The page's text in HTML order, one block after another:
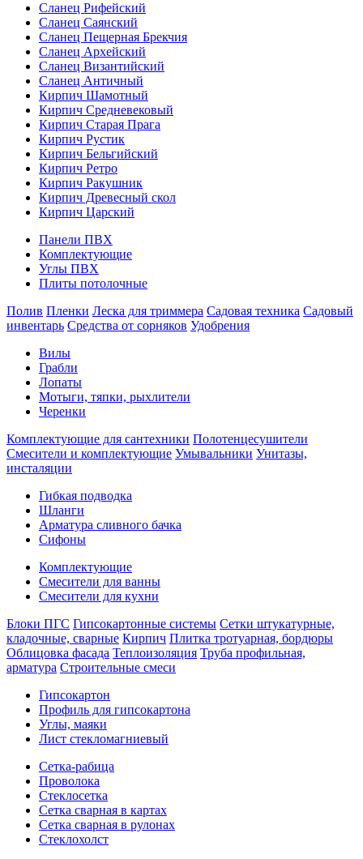
Сланец Рифейский
Сланец Саянский
Сланец Пещерная Брекчия
Сланец Архейский
Сланец Византийский
Сланец Античный
Кирпич Шамотный
Кирпич Средневековый
Кирпич Старая Прага
Кирпич Рустик
Кирпич Бельгийский
Кирпич Ретро
Кирпич Ракушник
Кирпич Древесный скол
Кирпич Царский
Панели ПВХ
Комплектующие
Углы ПВХ
Плиты потолочные
Полив Пленки Леска для триммера Садовая техника Садовый
инвентарь Средства от сорняков Удобрения
Вилы
Грабли
Лопаты
Мотыги, тяпки, рыхлители
Черенки
Комплектующие для сантехники Полотенцесушители
Смесители и комплектующие Умывальники Унитазы,
инсталяции
Гибкая подводка
Шланги
Арматура сливного бачка
Сифоны
Комплектующие
Смесители для ванны
Смесители для кухни
Блоки ПГС Гипсокартонные системы Сетки штукатурные,
кладочные, сварные Кирпич Плитка тротуарная, бордюры
Облицовка фасада Теплоизоляция Труба профильная,
арматура Строительные смеси
Гипсокартон
Профиль для гипсокартона
Углы, маяки
Лист стекломагниевый
Сетка-рабица
Проволока
Стеклосетка
Сетка сварная в картах
Сетка сварная в рулонах
Стеклохолст